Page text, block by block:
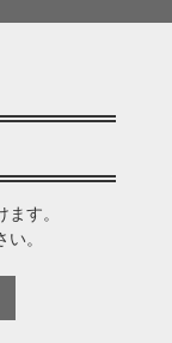
す。
。